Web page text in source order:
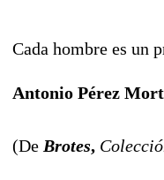
Cada hombre es un
Antonio Pérez
(De Brotes,